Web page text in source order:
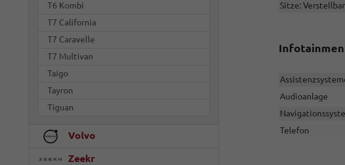
Sitze:
Audioanlage
Telefon
T6 Kombi
T7 California
T7 Caravelle
T7 Multivan
Taigo
Tayron
Tiguan
Volvo
Zeekr